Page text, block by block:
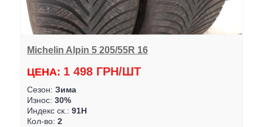
Michelin Alpin 5 205/55R 16
ЦЕНА: 1 498 ГРН/ШТ
Сезон: Зима
Износ: 30%
Индекс ск.: 91H
Кол-во: 2